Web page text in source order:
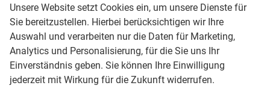
ohne MwSt.
Details
Energieverbrauch (gewichtet, kombiniert):
0,50 l/100km + 14,80 kWh/100km
Kraftstoffverbrauch bei entladener Batterie
kombiniert: 6,10 l/100km
Stromverbrauch bei rein elektrischem Betrieb
kombiniert: 14,40 kWh/100km
Unsere Website setzt Cookies ein, um unsere Dienste für
Sie bereitzustellen. Hierbei berücksichtigen wir Ihre
Auswahl und verarbeiten nur die Daten für Marketing,
Analytics und Personalisierung, für die Sie uns Ihr
Einverständnis geben. Sie können Ihre Einwilligung
jederzeit mit Wirkung für die Zukunft widerrufen.